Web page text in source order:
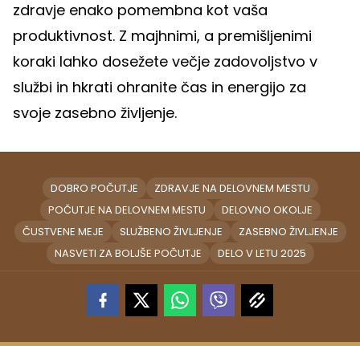
zdravje enako pomembna kot vaša
produktivnost. Z majhnimi, a premišljenimi
koraki lahko dosežete večje zadovoljstvo v
službi in hkrati ohranite čas in energijo za
svoje zasebno življenje.
DOBRO POČUTJE
ZDRAVJE NA DELOVNEM MESTU
POČUTJE NA DELOVNEM MESTU
DELOVNO OKOLJE
ČUSTVENE MEJE
SLUŽBENO ŽIVLJENJE
ZASEBNO ŽIVLJENJE
NASVETI ZA BOLJŠE POČUTJE
DELO V LETU 2025